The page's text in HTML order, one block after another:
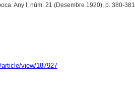
Any I, núm. 21 (Desembre 1920), p. 380-381
view/187927